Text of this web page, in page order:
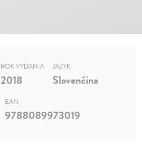
ROK VYDANIA
2018
JAZYK
Slovenčina
EAN
9788089973019